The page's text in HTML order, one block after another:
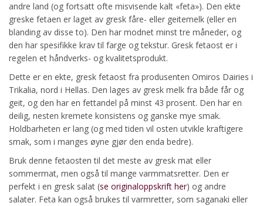
andre land (og fortsatt ofte misvisende kalt «feta»). Den ekte
greske fetaen er laget av gresk fåre- eller geitemelk (eller en
blanding av disse to). Den har modnet minst tre måneder, og
den har spesifikke krav til farge og tekstur. Gresk fetaost er i
regelen et håndverks- og kvalitetsprodukt.
Dette er en ekte, gresk fetaost fra produsenten Omiros Dairies i
Trikalia, nord i Hellas. Den lages av gresk melk fra både får og
geit, og den har en fettandel på minst 43 prosent. Den har en
deilig, nesten kremete konsistens og ganske mye smak.
Holdbarheten er lang (og med tiden vil osten utvikle kraftigere
smak, som i manges øyne gjør den enda bedre).
Bruk denne fetaosten til det meste av gresk mat eller
sommermat, men også til mange varmmatsretter. Den er
perfekt i en gresk salat (se originaloppskrift her) og andre
salater. Feta kan også brukes til varmretter, som saganaki eller